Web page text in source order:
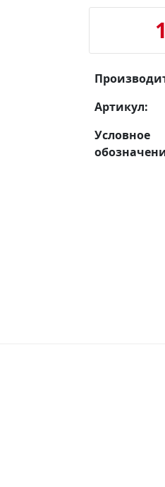
Артикул:
Условное